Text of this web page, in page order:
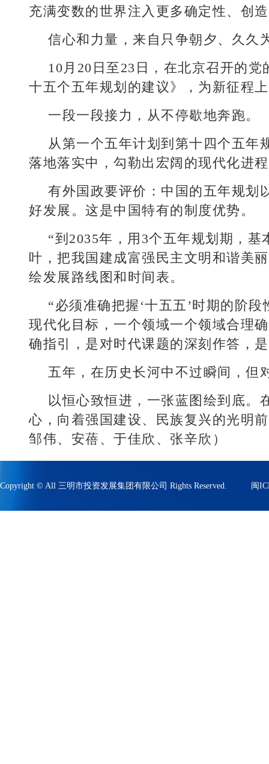
充满变数的世界注入更多确定性、创
信心和力量，来自只争朝夕、久久
10月20日至23日，在北京召开的
十五个五年规划的建议》，为新征程
一段一段接力，从不停歇地奔跑。
从第一个五年计划到第十四个五年
落地落实中，勾勒出宏阔的现代化进
有外国政要评价：中国的五年规划
好发展。这是中国特有的制度优势。
“到2035年，用3个五年规划期，
叶，把我国建成富强民主文明和谐美
绘发展路线图和时间表。
“必须准确把握‘十五五’时期的阶
现代化目标，一个领域一个领域合理
确指引，是对时代课题的深刻作答，
五年，在历史长河中不过瞬间，但
以恒心致恒进，一张蓝图绘到底。
心，向着强国建设、民族复兴的光明
邹伟、安蓓、于佳欣、张辛欣）
Copyright © All 三明市投资发展集团有限公司 Rights Reserved. 闽